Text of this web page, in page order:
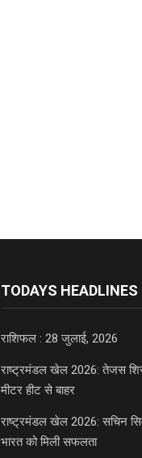
TODAYS HEADLINES
राशिफल : 28 जुलाई, 2026
राष्ट्रमंडल खेल 2026: तेजस
मीटर हीट से बाहर
राष्ट्रमंडल खेल 2026: सचिन
भारत को मिली सफलता